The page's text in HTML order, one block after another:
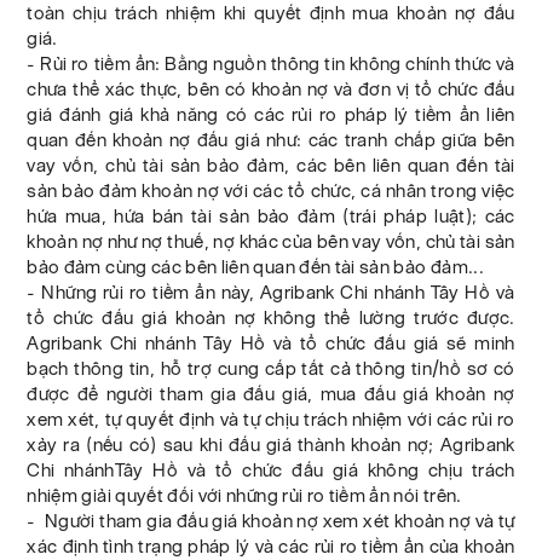
toàn chịu trách nhiệm khi quyết định mua khoản nợ đấu
giá.
- Rủi ro tiềm ẩn: Bằng nguồn thông tin không chính thức và
chưa thể xác thực, bên có khoản nợ và đơn vị tổ chức đấu
giá đánh giá khả năng có các rủi ro pháp lý tiềm ẩn liên
quan đến khoản nợ đấu giá như: các tranh chấp giữa bên
vay vốn, chủ tài sản bảo đảm, các bên liên quan đến tài
sản bảo đảm khoản nợ với các tổ chức, cá nhân trong việc
hứa mua, hứa bán tài sản bảo đảm (trái pháp luật); các
khoản nợ như nợ thuế, nợ khác của bên vay vốn, chủ tài sản
bảo đảm cùng các bên liên quan đến tài sản bảo đảm...
- Những rủi ro tiềm ẩn này, Agribank Chi nhánh Tây Hồ và
tổ chức đấu giá khoản nợ không thể lường trước được.
Agribank Chi nhánh Tây Hồ và tổ chức đấu giá sẽ minh
bạch thông tin, hỗ trợ cung cấp tất cả thông tin/hồ sơ có
được để người tham gia đấu giá, mua đấu giá khoản nợ
xem xét, tự quyết định và tự chịu trách nhiệm với các rủi ro
xảy ra (nếu có) sau khi đấu giá thành khoản nợ; Agribank
Chi nhánhTây Hồ và tổ chức đấu giá không chịu trách
nhiệm giải quyết đối với những rủi ro tiềm ẩn nói trên.
- Người tham gia đấu giá khoản nợ xem xét khoản nợ và tự
xác định tình trạng pháp lý và các rủi ro tiềm ẩn của khoản